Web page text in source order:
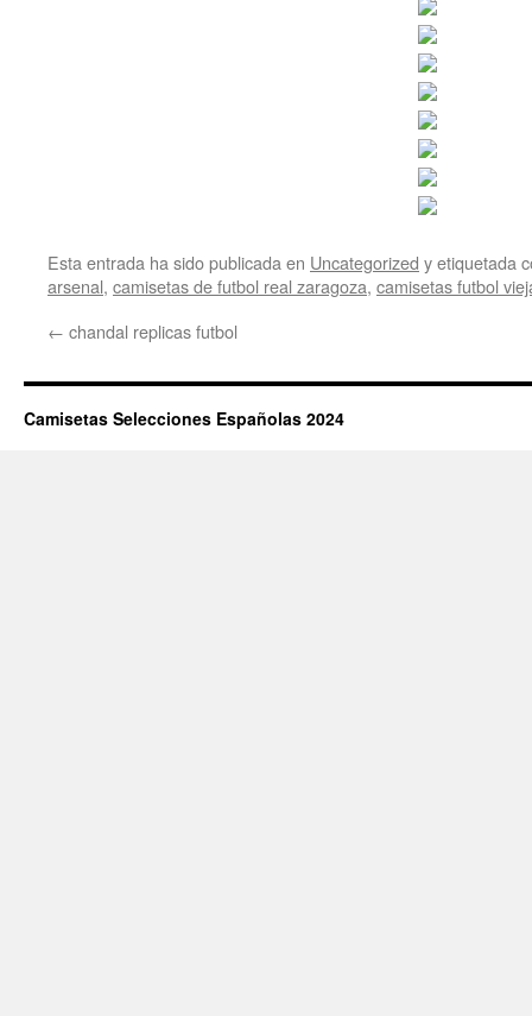
Esta entrada ha sido publicada en Uncategorized y etiquetada
arsenal, camisetas de futbol real zaragoza, camisetas futbol
← chandal replicas futbol
Camisetas Selecciones Españolas 2024